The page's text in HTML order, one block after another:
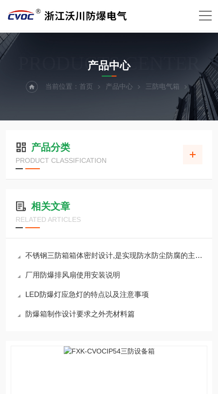
PRODUCTS CENTER
产品中心
当前位置： 首页 产品中心 三防电气箱
产品分类
PRODUCT CLASSIFICATION
相关文章
RELATED ARTICLES
不锈钢三防箱箱体密封设计,是实现防水防尘防腐的主要因素
厂用防爆排风扇使用安装说明
LED防爆灯应急灯的特点以及注意事项
防爆箱制作设计要求之外壳材料篇